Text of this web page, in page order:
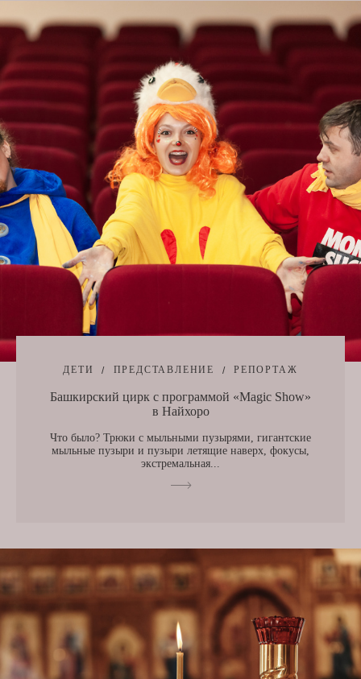
ДЕТИ ПРЕДСТАВЛЕНИЕ РЕПОРТАЖ
Башкирский цирк с программой «Magic Show»
в Найхоро
Что было? Трюки с мыльными пузырями, гигантские
мыльные пузыри и пузыри летящие наверх, фокусы,
экстремальная...